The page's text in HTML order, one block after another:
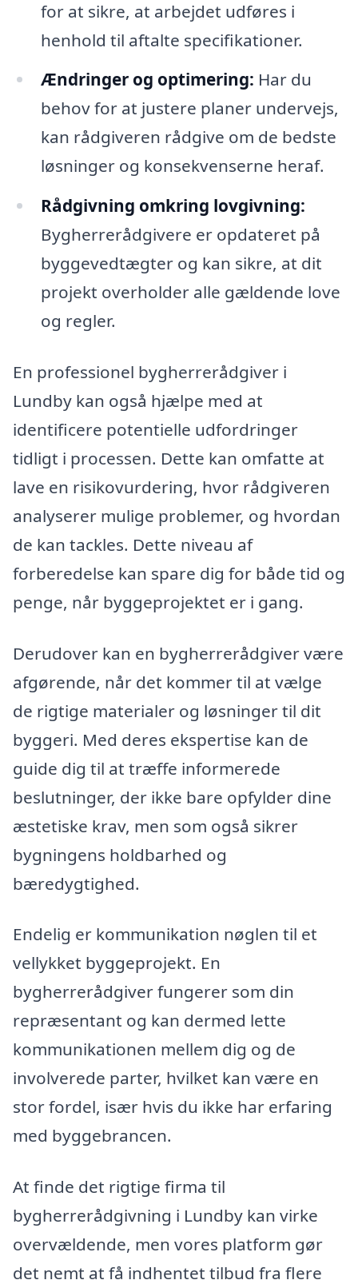
for at sikre, at arbejdet udføres i
henhold til aftalte specifikationer.
Ændringer og optimering: Har du
behov for at justere planer undervejs,
kan rådgiveren rådgive om de bedste
løsninger og konsekvenserne heraf.
Rådgivning omkring lovgivning:
Bygherrerådgivere er opdateret på
byggevedtægter og kan sikre, at dit
projekt overholder alle gældende love
og regler.
En professionel bygherrerådgiver i
Lundby kan også hjælpe med at
identificere potentielle udfordringer
tidligt i processen. Dette kan omfatte at
lave en risikovurdering, hvor rådgiveren
analyserer mulige problemer, og hvordan
de kan tackles. Dette niveau af
forberedelse kan spare dig for både tid og
penge, når byggeprojektet er i gang.
Derudover kan en bygherrerådgiver være
afgørende, når det kommer til at vælge
de rigtige materialer og løsninger til dit
byggeri. Med deres ekspertise kan de
guide dig til at træffe informerede
beslutninger, der ikke bare opfylder dine
æstetiske krav, men som også sikrer
bygningens holdbarhed og
bæredygtighed.
Endelig er kommunikation nøglen til et
vellykket byggeprojekt. En
bygherrerådgiver fungerer som din
repræsentant og kan dermed lette
kommunikationen mellem dig og de
involverede parter, hvilket kan være en
stor fordel, især hvis du ikke har erfaring
med byggebrancen.
At finde det rigtige firma til
bygherrerådgivning i Lundby kan virke
overvældende, men vores platform gør
det nemt at få indhentet tilbud fra flere